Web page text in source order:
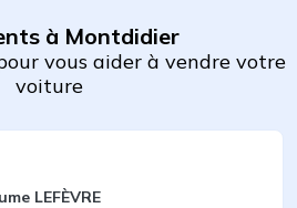
à Montdidier
vous aider à vendre votre
voiture
LEFÈVRE